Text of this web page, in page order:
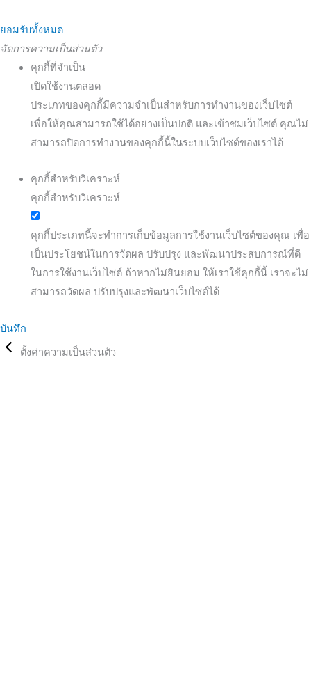
ยอมรับทั้งหมด
จัดการความเป็นส่วนตัว
คุกกี้ที่จำเป็น
เปิดใช้งานตลอด
ประเภทของคุกกี้มีความจำเป็นสำหรับการทำงานของเว็บไซต์
เพื่อให้คุณสามารถใช้ได้อย่างเป็นปกติ และเข้าชมเว็บไซต์ คุณไม่
สามารถปิดการทำงานของคุกกี้นี้ในระบบเว็บไซต์ของเราได้
คุกกี้สำหรับวิเคราะห์
คุกกี้สำหรับวิเคราะห์
คุกกี้ประเภทนี้จะทำการเก็บข้อมูลการใช้งานเว็บไซต์ของคุณ เพื่อ
เป็นประโยชน์ในการวัดผล ปรับปรุง และพัฒนาประสบการณ์ที่ดี
ในการใช้งานเว็บไซต์ ถ้าหากไม่ยินยอม ให้เราใช้คุกกี้นี้ เราจะไม่
สามารถวัดผล ปรับปรุงและพัฒนาเว็บไซต์ได้
บันทึก
ตั้งค่าความเป็นส่วนตัว